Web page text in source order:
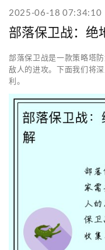
2025-06-18 07:34:10
部落保卫战：绝
部落保卫战是一款策略塔
敌人的进攻。下面我们将
利。